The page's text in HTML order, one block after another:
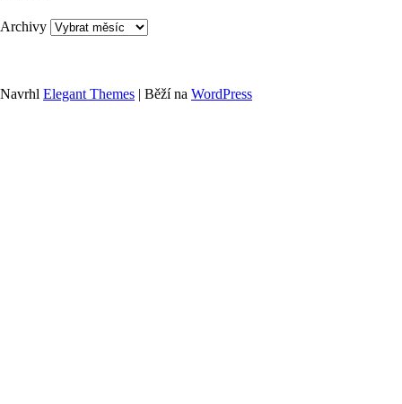
Archivy
Navrhl Elegant Themes | Běží na WordPress